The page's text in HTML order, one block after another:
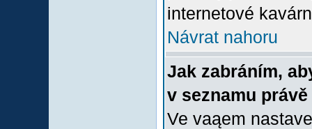
internetové
Návrat nahoru
Jak zabráním,
v seznamu
Ve vaąem